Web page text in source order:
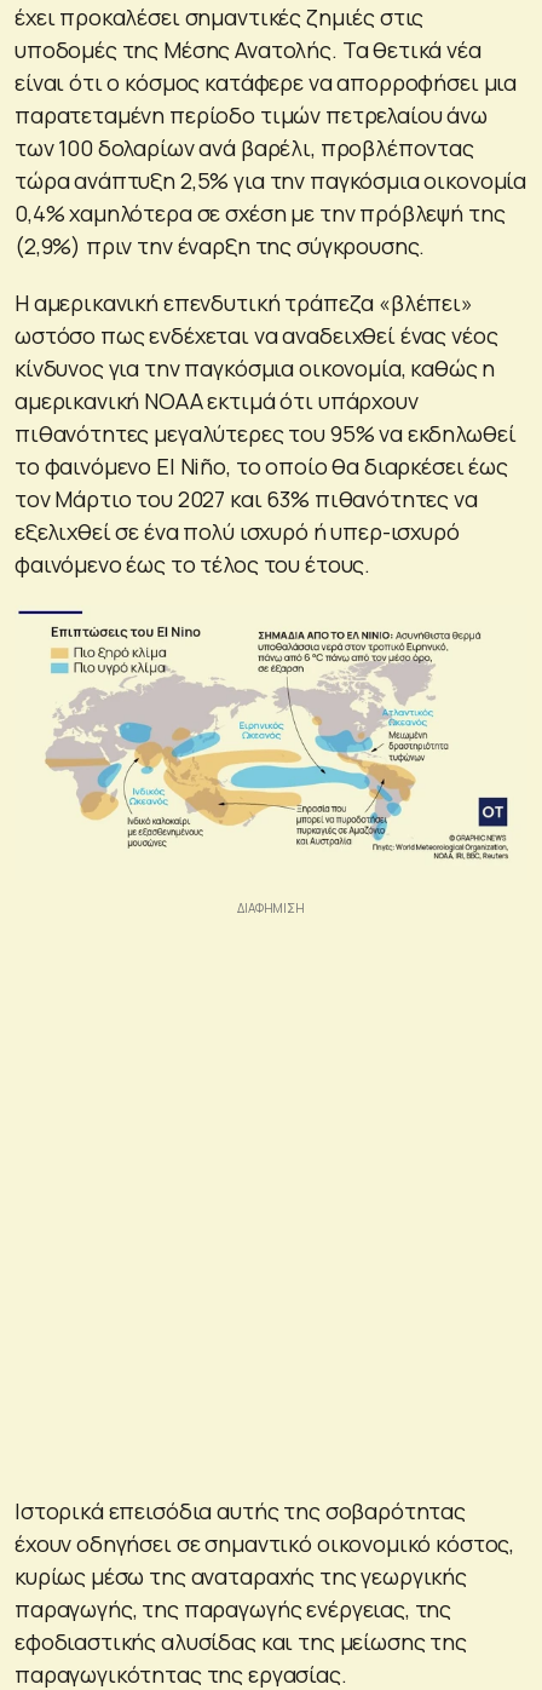
έχει προκαλέσει σημαντικές ζημιές στις
υποδομές της Μέσης Ανατολής. Τα θετικά νέα
είναι ότι ο κόσμος κατάφερε να απορροφήσει μια
παρατεταμένη περίοδο τιμών πετρελαίου άνω
των 100 δολαρίων ανά βαρέλι, προβλέποντας
τώρα ανάπτυξη 2,5% για την παγκόσμια οικονομία
0,4% χαμηλότερα σε σχέση με την πρόβλεψή της
(2,9%) πριν την έναρξη της σύγκρουσης.
Η αμερικανική επενδυτική τράπεζα «βλέπει»
ωστόσο πως ενδέχεται να αναδειχθεί ένας νέος
κίνδυνος για την παγκόσμια οικονομία, καθώς η
αμερικανική NOAA εκτιμά ότι υπάρχουν
πιθανότητες μεγαλύτερες του 95% να εκδηλωθεί
το φαινόμενο El Niño, το οποίο θα διαρκέσει έως
τον Μάρτιο του 2027 και 63% πιθανότητες να
εξελιχθεί σε ένα πολύ ισχυρό ή υπερ-ισχυρό
φαινόμενο έως το τέλος του έτους.
Ιστορικά επεισόδια αυτής της σοβαρότητας
έχουν οδηγήσει σε σημαντικό οικονομικό κόστος,
κυρίως μέσω της αναταραχής της γεωργικής
παραγωγής, της παραγωγής ενέργειας, της
εφοδιαστικής αλυσίδας και της μείωσης της
παραγωγικότητας της εργασίας.